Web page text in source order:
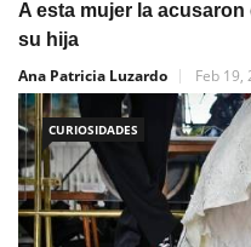
A esta mujer la
su hija
Ana Patricia Luzardo
Feb 19,
CURIOSIDADES